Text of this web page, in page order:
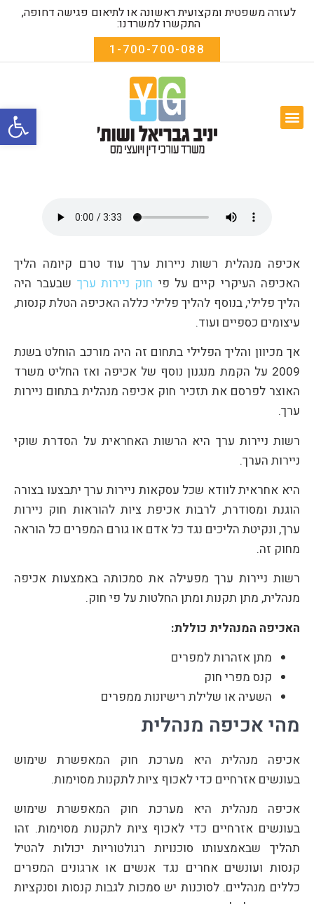
פתח
לעזרה משפטית ומקצועית ראשונה או לתיאום פגישה דחופה,
התקשרו למשרדנו:
1-700-700-088
אכיפה מנהלית רשות ניירות ערך עוד טרם קיומה הליך
האכיפה העיקרי קיים על פי חוק ניירות ערך שבעבר היה
הליך פלילי, בנוסף להליך פלילי כללה האכיפה הטלת קנסות,
עיצומים כספיים ועוד.
אך מכיוון והליך הפלילי בתחום זה היה מורכב הוחלט בשנת
2009 על הקמת מנגנון נוסף של אכיפה ואז החליט משרד
האוצר לפרסם את תזכיר חוק אכיפה מנהלית בתחום ניירות
ערך.
רשות ניירות ערך היא הרשות האחראית על הסדרת שוקי
ניירות הערך.
היא אחראית לוודא שכל עסקאות ניירות ערך יתבצעו בצורה
הוגנת ומסודרת, לרבות אכיפת ציות להוראות חוק ניירות
ערך, ונקיטת הליכים נגד כל אדם או גורם המפרים כל הוראה
מחוק זה.
רשות ניירות ערך מפעילה את סמכותה באמצעות אכיפה
מנהלית, מתן תקנות ומתן החלטות על פי חוק.
האכיפה המנהלית כוללת:
מתן אזהרות למפרים
קנס מפרי חוק
השעיה או שלילת רישיונות ממפרים
מהי אכיפה מנהלית
אכיפה מנהלית היא מערכת חוק המאפשרת שימוש
בעונשים אזרחיים כדי לאכוף ציות לתקנות מסוימות.
אכיפה מנהלית היא מערכת חוק המאפשרת שימוש
בעונשים אזרחיים כדי לאכוף ציות לתקנות מסוימות. זהו
תהליך שבאמצעותו סוכנויות רגולטוריות יכולות להטיל
קנסות ועונשים אחרים נגד אנשים או ארגונים המפרים
כללים מנהליים. לסוכנות יש סמכות לגבות קנסות וסנקציות